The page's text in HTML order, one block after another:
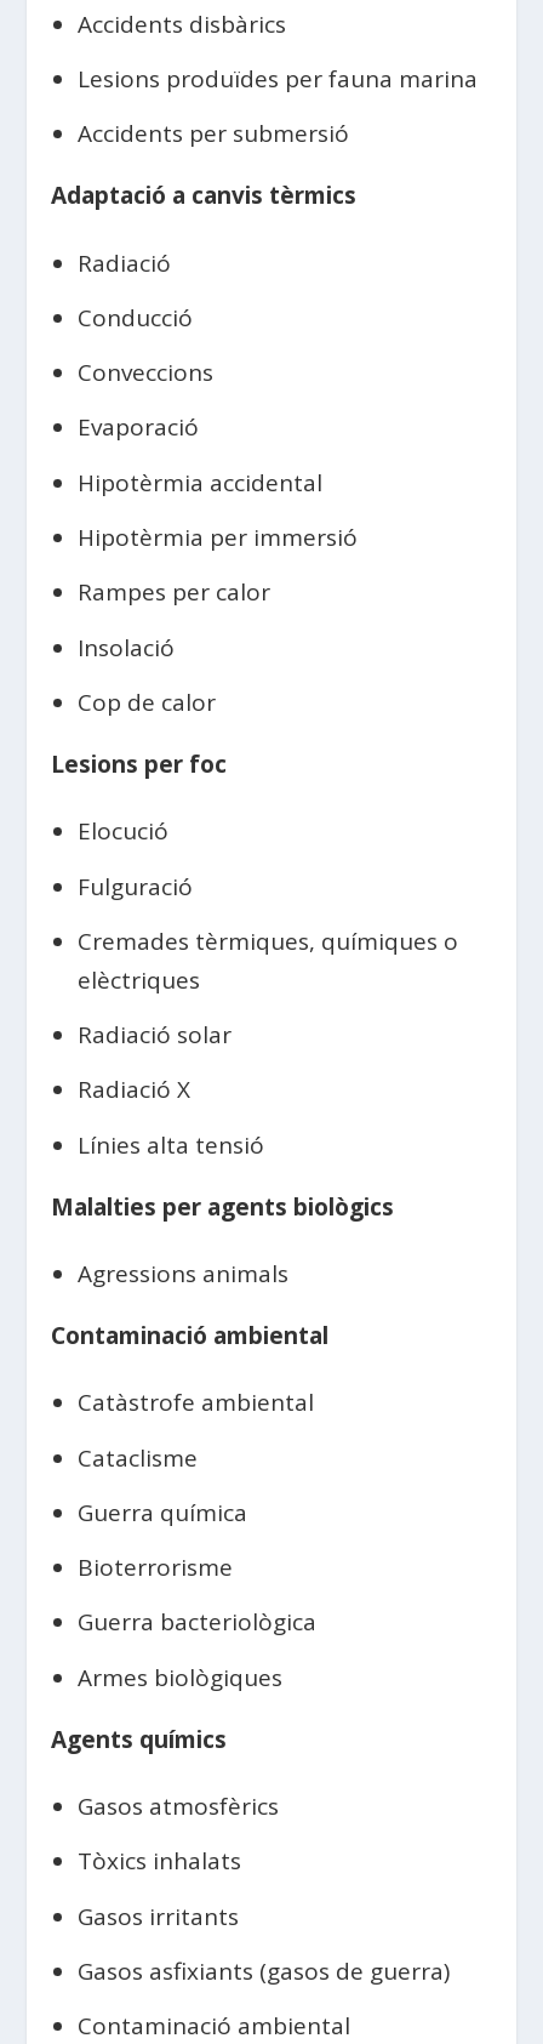
Accidents disbàrics
Lesions produïdes per fauna marina
Accidents per submersió
Adaptació a canvis tèrmics
Radiació
Conducció
Conveccions
Evaporació
Hipotèrmia accidental
Hipotèrmia per immersió
Rampes per calor
Insolació
Cop de calor
Lesions per foc
Elocució
Fulguració
Cremades tèrmiques, químiques o
elèctriques
Radiació solar
Radiació X
Línies alta tensió
Malalties per agents biològics
Agressions animals
Contaminació ambiental
Catàstrofe ambiental
Cataclisme
Guerra química
Bioterrorisme
Guerra bacteriològica
Armes biològiques
Agents químics
Gasos atmosfèrics
Tòxics inhalats
Gasos irritants
Gasos asfixiants (gasos de guerra)
Contaminació ambiental